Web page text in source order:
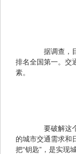
据调查，目
排名全国第一。交
素。
要破解这个
的城市交通需求和
把“钥匙”，是实现